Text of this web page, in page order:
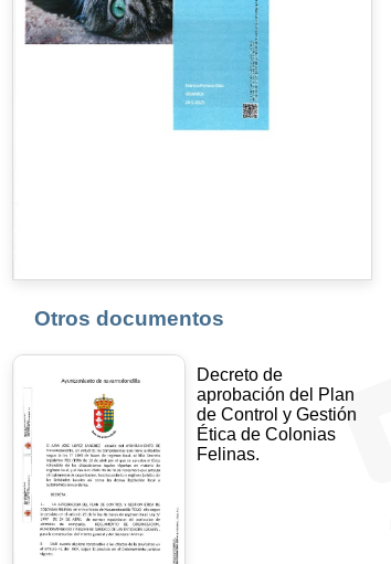
Otros documentos
Decreto de
aprobación del Plan
de Control y Gestión
Ética de Colonias
Felinas.